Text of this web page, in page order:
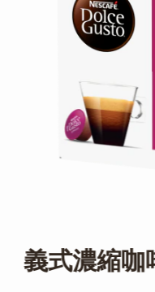
義式濃縮咖